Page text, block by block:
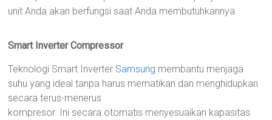
unit Anda akan berfungsi saat Anda membutuhkannya
Smart Inverter Compressor
Teknologi Smart Inverter Samsung membantu menjaga
suhu yang ideal tanpa harus mematikan dan menghidupkan
secara terus-menerus
kompresor. Ini secara otomatis menyesuaikan kapasitas